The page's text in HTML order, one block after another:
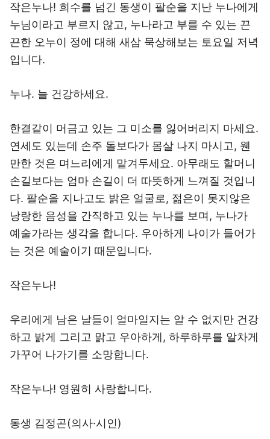
작은누나! 희수를 넘긴 동생이 팔순을 지난 누나에게
누님이라고 부르지 않고, 누나라고 부를 수 있는 끈
끈한 오누이 정에 대해 새삼 묵상해보는 토요일 저녁
입니다.
누나. 늘 건강하세요.
한결같이 머금고 있는 그 미소를 잃어버리지 마세요.
연세도 있는데 손주 돌보다가 몸살 나지 마시고, 웬
만한 것은 며느리에게 맡겨두세요. 아무래도 할머니
손길보다는 엄마 손길이 더 따뜻하게 느껴질 것입니
다. 팔순을 지나고도 밝은 얼굴로, 젊은이 못지않은
낭랑한 음성을 간직하고 있는 누나를 보며, 누나가
예술가라는 생각을 합니다. 우아하게 나이가 들어가
는 것은 예술이기 때문입니다.
작은누나!
우리에게 남은 날들이 얼마일지는 알 수 없지만 건강
하고 밝게 그리고 맑고 우아하게, 하루하루를 알차게
가꾸어 나가기를 소망합니다.
작은누나! 영원히 사랑합니다.
동생 김정곤(의사·시인)